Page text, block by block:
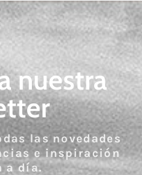
nuestra
las novedades
e inspiración
a día.